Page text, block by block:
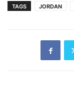
TAGS JORDAN